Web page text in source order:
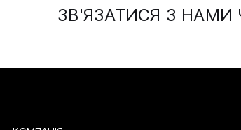
ЗВ'ЯЗАТИСЯ З НАМИ